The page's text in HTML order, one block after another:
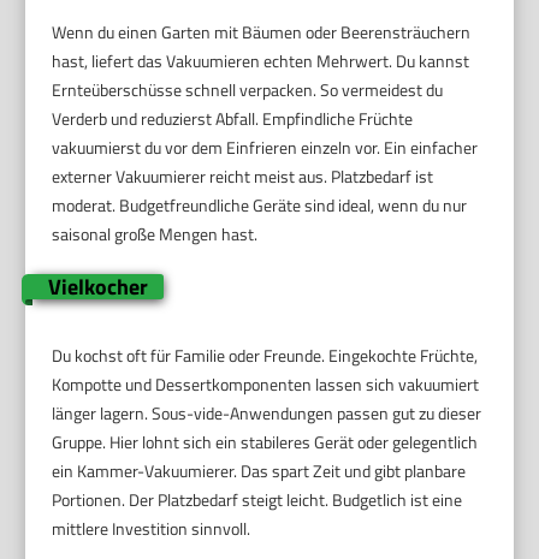
Wenn du einen Garten mit Bäumen oder Beerensträuchern
hast, liefert das Vakuumieren echten Mehrwert. Du kannst
Ernteüberschüsse schnell verpacken. So vermeidest du
Verderb und reduzierst Abfall. Empfindliche Früchte
vakuumierst du vor dem Einfrieren einzeln vor. Ein einfacher
externer Vakuumierer reicht meist aus. Platzbedarf ist
moderat. Budgetfreundliche Geräte sind ideal, wenn du nur
saisonal große Mengen hast.
Vielkocher
Du kochst oft für Familie oder Freunde. Eingekochte Früchte,
Kompotte und Dessertkomponenten lassen sich vakuumiert
länger lagern. Sous-vide-Anwendungen passen gut zu dieser
Gruppe. Hier lohnt sich ein stabileres Gerät oder gelegentlich
ein Kammer-Vakuumierer. Das spart Zeit und gibt planbare
Portionen. Der Platzbedarf steigt leicht. Budgetlich ist eine
mittlere Investition sinnvoll.